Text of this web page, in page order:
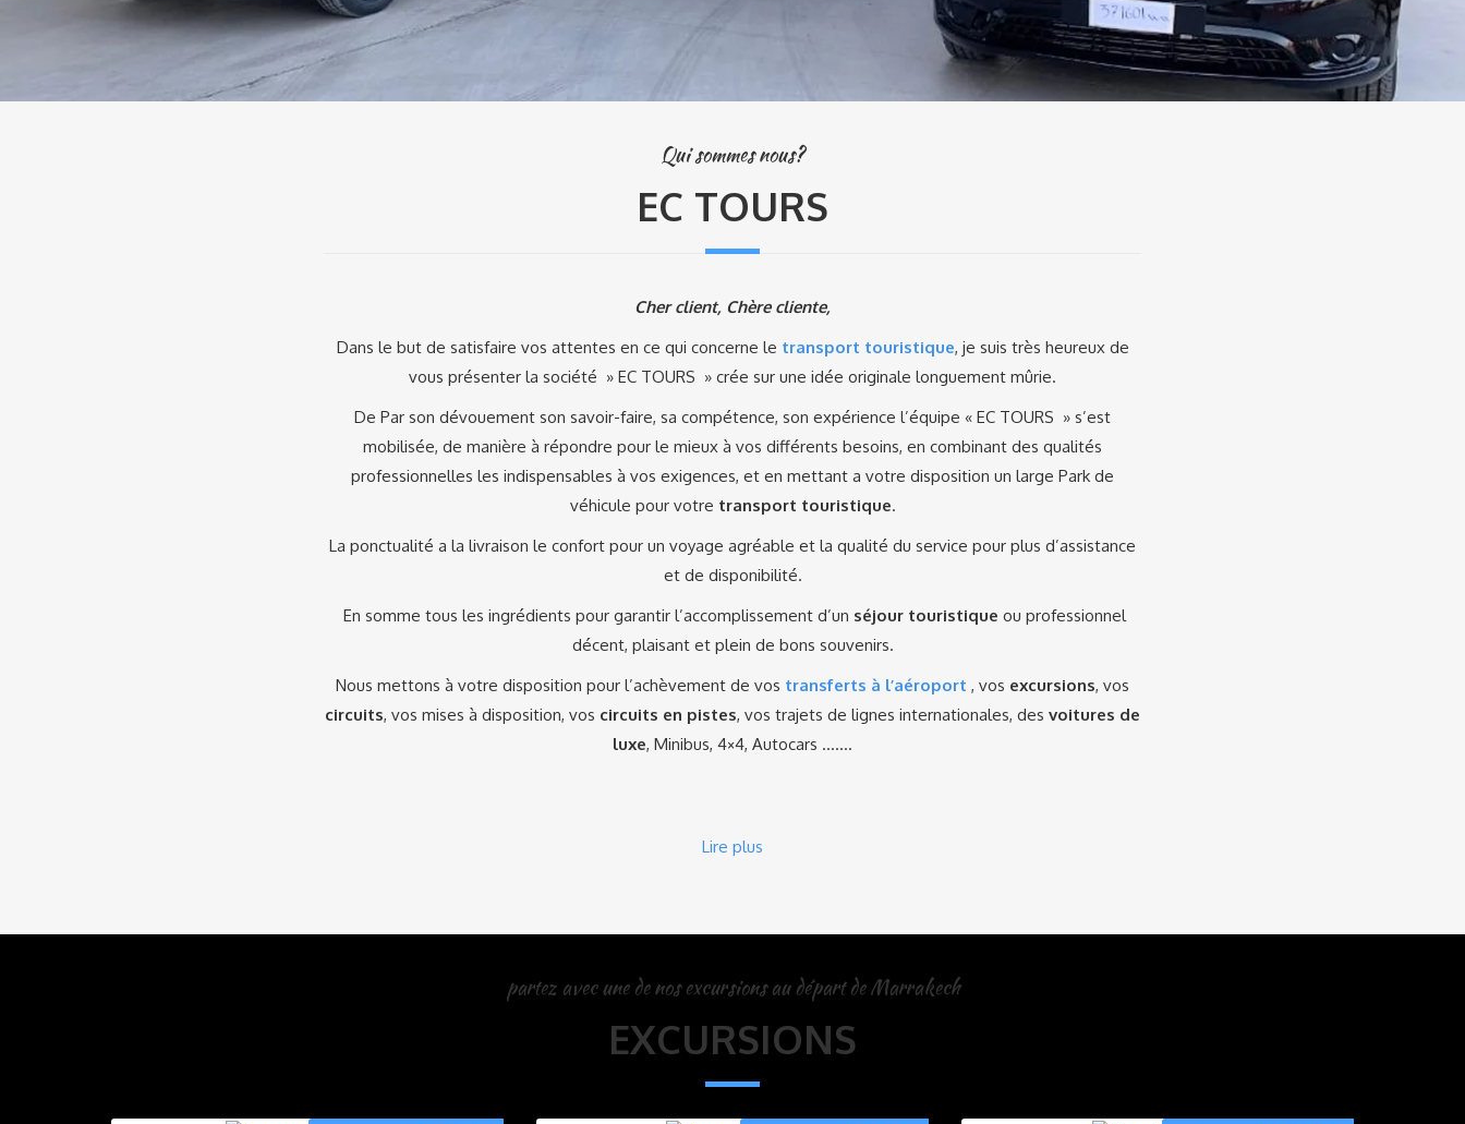
Qui sommes nous?
EC TOURS
Cher client, Chère cliente,
Dans le but de satisfaire vos attentes en ce qui concerne le transport touristique, je suis très heureux de
vous présenter la société » EC TOURS » crée sur une idée originale longuement mûrie.
De Par son dévouement son savoir-faire, sa compétence, son expérience l’équipe « EC TOURS » s’est
mobilisée, de manière à répondre pour le mieux à vos différents besoins, en combinant des qualités
professionnelles les indispensables à vos exigences, et en mettant a votre disposition un large Park de
véhicule pour votre transport touristique.
La ponctualité a la livraison le confort pour un voyage agréable et la qualité du service pour plus d’assistance
et de disponibilité.
En somme tous les ingrédients pour garantir l’accomplissement d’un séjour touristique ou professionnel
décent, plaisant et plein de bons souvenirs.
Nous mettons à votre disposition pour l’achèvement de vos transferts à l’aéroport , vos excursions, vos
circuits, vos mises à disposition, vos circuits en pistes, vos trajets de lignes internationales, des voitures de
luxe, Minibus, 4×4, Autocars …….
Lire plus
partez avec une de nos excursions au départ de Marrakech
EXCURSIONS